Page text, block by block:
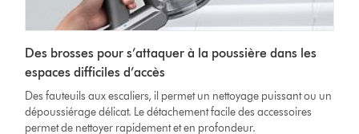
Des brosses pour s’attaquer à la poussière dans les
espaces difficiles d’accès
Des fauteuils aux escaliers, il permet un nettoyage puissant ou un
dépoussiérage délicat. Le détachement facile des accessoires
permet de nettoyer rapidement et en profondeur.